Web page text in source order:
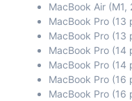
MacBook Air (M1,
MacBook Pro (13
MacBook Pro (13
MacBook Pro (14
MacBook Pro (14
MacBook Pro (16
MacBook Pro (16